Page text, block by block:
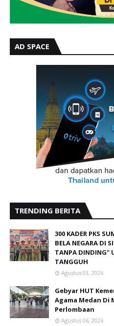
AD SPACE
TRENDING BERITA
300 KADER PKS
BELA NEGARA DI
TANPA DINDING"
TANGGUH
Agustus 03, 2026
Gebyar HUT
Agama Medan Di
Perlombaan
Agustus 06, 2026